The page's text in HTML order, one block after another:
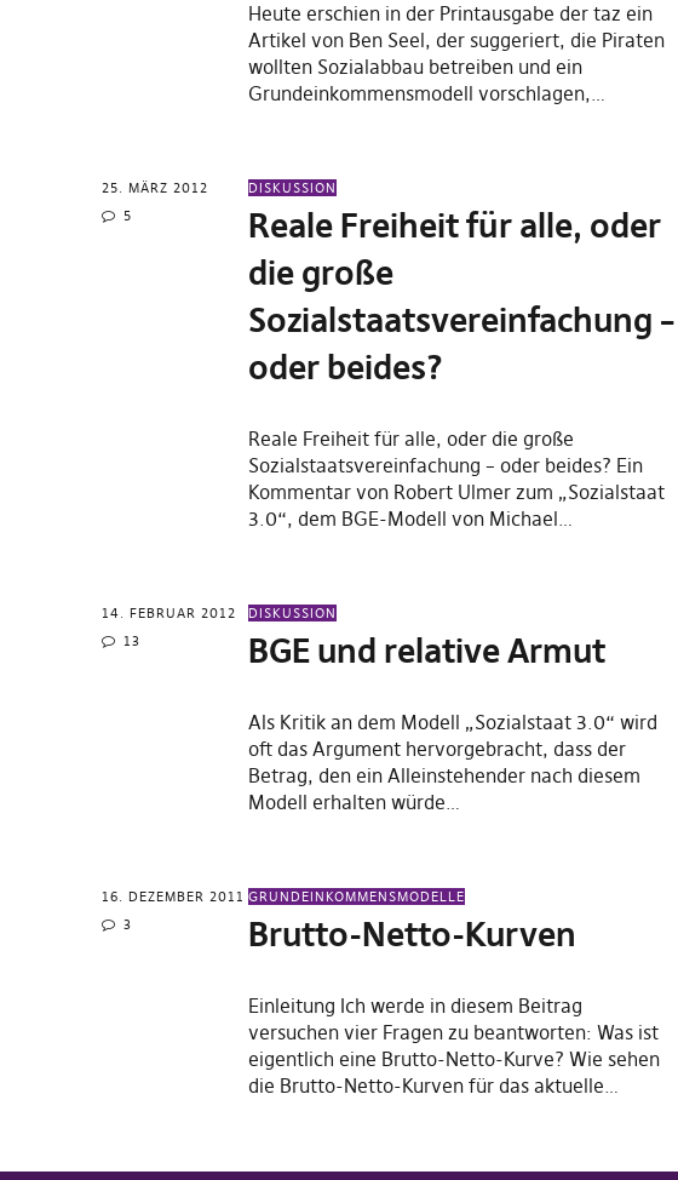
Heute erschien in der Printausgabe der taz ein
Artikel von Ben Seel, der suggeriert, die Piraten
wollten Sozialabbau betreiben und ein
Grundeinkommensmodell vorschlagen,…
25. MÄRZ 2012
5
DISKUSSION
Reale Freiheit für alle, oder
die große
Sozialstaatsvereinfachung –
oder beides?
Reale Freiheit für alle, oder die große
Sozialstaatsvereinfachung – oder beides? Ein
Kommentar von Robert Ulmer zum „Sozialstaat
3.0“, dem BGE-Modell von Michael…
14. FEBRUAR 2012
13
DISKUSSION
BGE und relative Armut
Als Kritik an dem Modell „Sozialstaat 3.0“ wird
oft das Argument hervorgebracht, dass der
Betrag, den ein Alleinstehender nach diesem
Modell erhalten würde…
16. DEZEMBER 2011
3
GRUNDEINKOMMENSMODELLE
Brutto-Netto-Kurven
Einleitung Ich werde in diesem Beitrag
versuchen vier Fragen zu beantworten: Was ist
eigentlich eine Brutto-Netto-Kurve? Wie sehen
die Brutto-Netto-Kurven für das aktuelle…